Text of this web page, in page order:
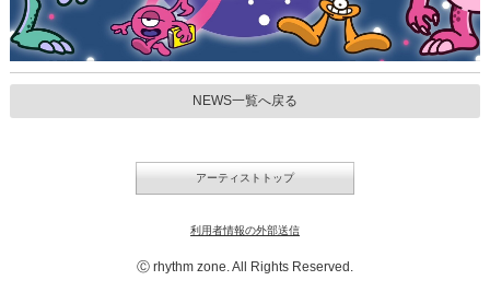
NEWS一覧へ戻る
アーティストトップ
利用者情報の外部送信
Ⓒ rhythm zone. All Rights Reserved.